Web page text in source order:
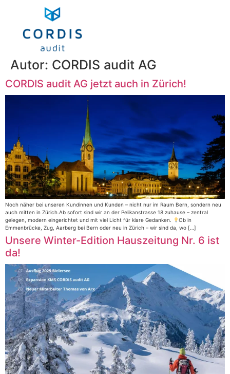
Autor: CORDIS audit AG
CORDIS audit AG jetzt auch in Zürich!
Noch näher bei unseren Kundinnen und Kunden – nicht nur im Raum Bern, sondern neu
auch mitten in Zürich.Ab sofort sind wir an der Pelikanstrasse 18 zuhause – zentral
gelegen, modern eingerichtet und mit viel Licht für klare Gedanken.
Ob in
Emmenbrücke, Zug, Aarberg bei Bern oder neu in Zürich – wir sind da, wo […]
Unsere Winter-Edition Hauszeitung Nr. 6 ist
da!